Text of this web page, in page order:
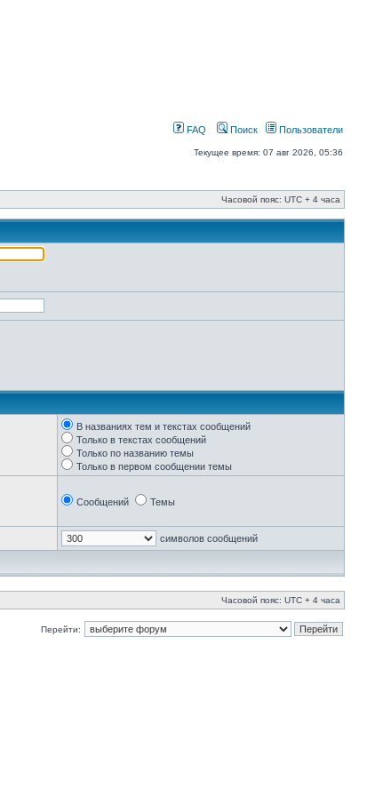
FAQ Поиск Пользователи
Текущее время: 07 авг 2026, 05:36
Часовой пояс: UTC + 4 часа
В названиях тем и текстах сообщений
Только в текстах сообщений
Только по названию темы
Только в первом сообщении темы
Сообщений Темы
символов сообщений
Часовой пояс: UTC + 4 часа
Перейти: